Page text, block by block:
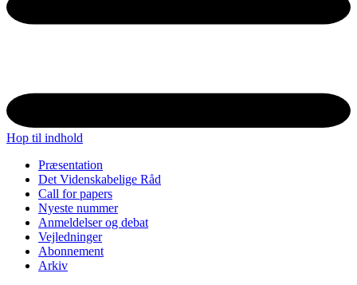
Hop til indhold
Præsentation
Det Videnskabelige Råd
Call for papers
Nyeste nummer
Anmeldelser og debat
Vejledninger
Abonnement
Arkiv